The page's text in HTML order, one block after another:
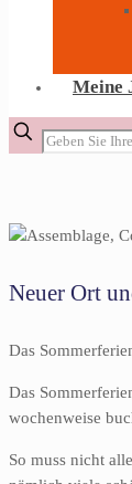
Meine
Neuer Ort
Das
Das
wochenweise
So muss nicht